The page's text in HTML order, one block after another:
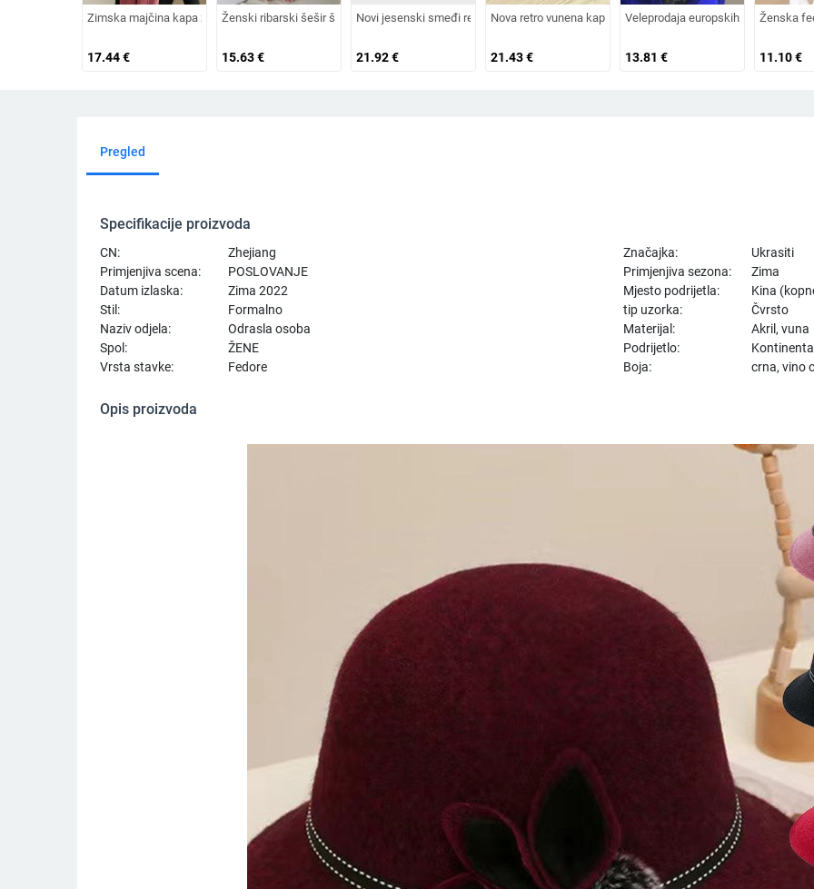
Zimska majčina kapa za žene srednjih i starijih godina, pletena od zečjeg krzna, otporna na hladnoću, topla, vunena kapa plus baršunasta kapa
17.44€
Ženski ribarski šešir širokog oboda, šešir za sunce, pleteni šešir za sunce, šešir za odmor na plaži, šešir za sunce
15.63€
Novi jesenski smeđi retro baršunasti osmerokutni šešir za muškarce i žene, nošen
21.92€
Nova retro vunena kapa od umjetnog krzna za jesen i zimu
21.43€
Veleprodaja europskih i američkih
13.81 €
Ženska
11.10€
Pregled
Specifikacije proizvoda
CN: Zhejiang Značajka:
Ukrasiti
Primjenjiva scena:
POSLOVANJE Primjenjiva sezona:
Zima
Datum izlaska:
Zima 2022 Mjesto podrijetla:
Kina
Stil:
Formalno tip uzorka:
Čvrsto
Naziv odjela:
Odrasla osoba Materijal:
Akril, vuna
Spol:
ŽENE Podrijetlo:
Vrsta stavke:
Fedore Boja: crna, vino
Opis proizvoda